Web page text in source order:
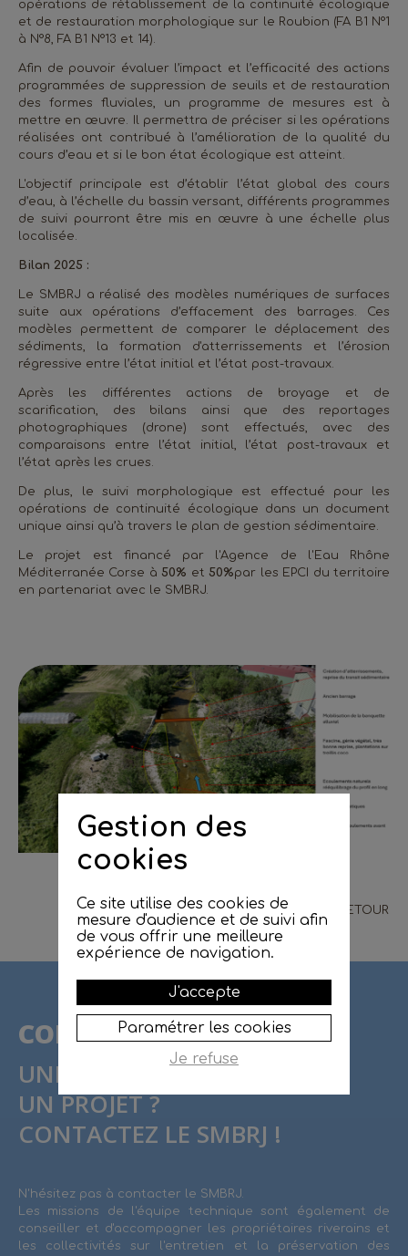
opérations de rétablissement de la continuité écologique
et de restauration morphologique sur le Roubion (FA B1 N°1
à N°8, FA B1 N°13 et 14).
Afin de pouvoir évaluer l’impact et l’efficacité des actions
programmées de suppression de seuils et de restauration
des formes fluviales, un programme de mesures est à
mettre en œuvre. Il permettra de préciser si les opérations
réalisées ont contribué à l’amélioration de la qualité du
cours d’eau et si le bon état écologique est atteint.
L'objectif principale est d’établir l’état global des cours
d’eau, à l’échelle du bassin versant, différents programmes
de suivi pourront être mis en œuvre à une échelle plus
localisée.
Bilan 2025 :
Le SMBRJ a réalisé des modèles numériques de surfaces
suite aux opérations d’effacement des barrages. Ces
modèles permettent de comparer le déplacement des
sédiments, la formation d'atterrissements et l’érosion
régressive entre l’état initial et l’état post-travaux.
Après les différentes actions de broyage et de
scarification, des bilans ainsi que des reportages
photographiques (drone) sont effectués, avec des
comparaisons entre l’état initial, l’état post-travaux et
l’état après les crues.
De plus, le suivi morphologique est effectué pour les
opérations de continuité écologique dans un document
unique ainsi qu’à travers le plan de gestion sédimentaire.
Le projet est financé par l'Agence de l'Eau Rhône
Méditerranée Corse à 50% et 50%par les EPCI du territoire
en partenariat avec le SMBRJ.
RETOUR
CONTACT
UNE QUESTION ?
UN PROJET ?
CONTACTEZ LE SMBRJ !
N'hésitez pas à contacter le SMBRJ.
Les missions de l'équipe technique sont également de
conseiller et d'accompagner les propriétaires riverains et
les collectivités sur l'entretien et la préservation des
Gestion des
cookies
Ce site utilise des cookies de
mesure d'audience et de suivi afin
de vous offrir une meilleure
expérience de navigation.
J'accepte
Paramétrer les cookies
Je refuse